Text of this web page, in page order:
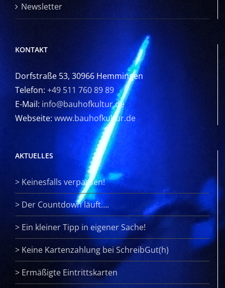
Newsletter
KONTAKT
Dorfstraße 53, 30966 Hemmingen
Telefon: +49 511 760 89 89
E-Mail: info@bauhofkultur.de
Webseite: www.bauhofkultur.de
AKTUELLES
> Keinesfalls verpassen!
> Der Countdown läuft….
> Ein kleiner Tipp in eigener Sache!
> Keine Kartenzahlung bei SchreibGut(h)
> Ermäßigte Eintrittskarten